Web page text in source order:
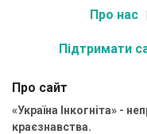
Про нас
Підтримати
Про сайт
«Україна Інкогніта» -
краєзнавства.